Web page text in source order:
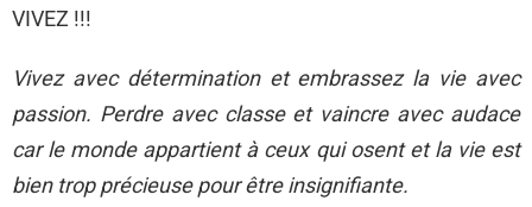
VIVEZ !!!
Vivez avec détermination et embrassez la vie avec
passion. Perdre avec classe et vaincre avec audace
car le monde appartient à ceux qui osent et la vie est
bien trop précieuse pour être insignifiante.